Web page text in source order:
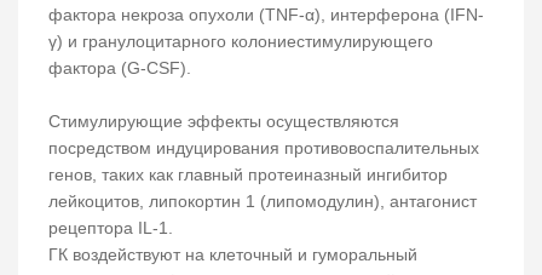
фактора некроза опухоли (TNF-α), интерферона (IFN-
γ) и гранулоцитарного колониестимулирующего
фактора (G-CSF).
Стимулирующие эффекты осуществляются
посредством индуцирования противовоспалительных
генов, таких как главный протеиназный ингибитор
лейкоцитов, липокортин 1 (липомодулин), антагонист
рецептора IL-1.
ГК воздействуют на клеточный и гуморальный